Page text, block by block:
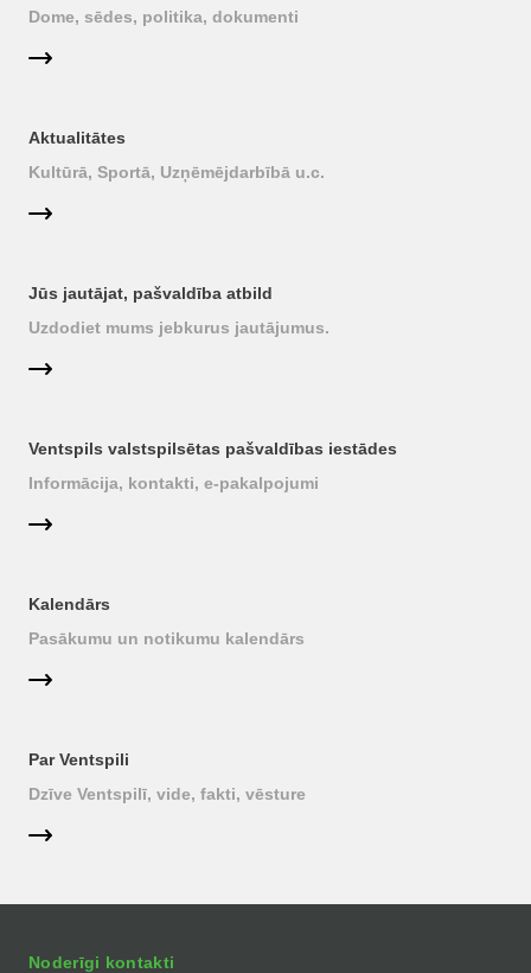
Dome, sēdes, politika, dokumenti
Aktualitātes
Kultūrā, Sportā, Uzņēmējdarbībā u.c.
Jūs jautājat, pašvaldība atbild
Uzdodiet mums jebkurus jautājumus.
Ventspils valstspilsētas pašvaldības iestādes
Informācija, kontakti, e-pakalpojumi
Kalendārs
Pasākumu un notikumu kalendārs
Par Ventspili
Dzīve Ventspilī, vide, fakti, vēsture
Noderīgi kontakti